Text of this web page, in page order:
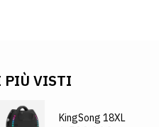
PIÙ VISTI
KingSong 18XL